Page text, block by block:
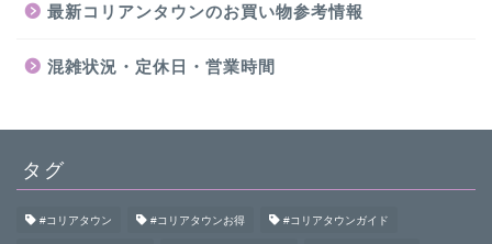
最新コリアンタウンのお買い物参考情報
混雑状況・定休日・営業時間
タグ
#コリアタウン #コリアタウンお得 #コリアタウンガイド